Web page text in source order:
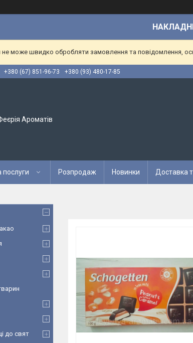
не може швидко обробляти замовлення та повідомлення,
+380 (67) 851-96-73 +380 (93) 480-17-85
Ароматів
послуги Розпродаж Новинки Доставка
до свят